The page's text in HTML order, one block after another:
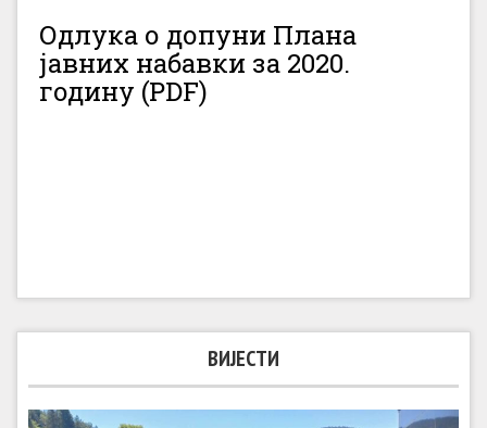
Одлука о допуни Плана
јавних набавки за 2020.
годину (PDF)
ВИЈЕСТИ